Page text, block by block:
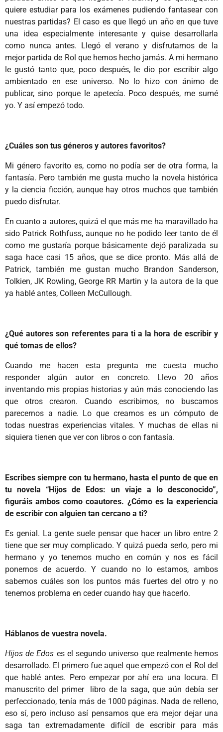
quiere estudiar para los exámenes pudiendo fantasear con
nuestras partidas? El caso es que llegó un año en que tuve
una idea especialmente interesante y quise desarrollarla
como nunca antes. Llegó el verano y disfrutamos de la
mejor partida de Rol que hemos hecho jamás. A mi hermano
le gustó tanto que, poco después, le dio por escribir algo
ambientado en ese universo. No lo hizo con ánimo de
publicar, sino porque le apetecía. Poco después, me sumé
yo. Y así empezó todo.
¿Cuáles son tus géneros y autores favoritos?
Mi género favorito es, como no podía ser de otra forma, la
fantasía. Pero también me gusta mucho la novela histórica
y la ciencia ficción, aunque hay otros muchos que también
puedo disfrutar.
En cuanto a autores, quizá el que más me ha maravillado ha
sido Patrick Rothfuss, aunque no he podido leer tanto de él
como me gustaría porque básicamente dejó paralizada su
saga hace casi 15 años, que se dice pronto. Más allá de
Patrick, también me gustan mucho Brandon Sanderson,
Tolkien, JK Rowling, George RR Martin y la autora de la que
ya hablé antes, Colleen McCullough.
¿Qué autores son referentes para ti a la hora de escribir y
qué tomas de ellos?
Cuando me hacen esta pregunta me cuesta mucho
responder algún autor en concreto. Llevo 20 años
inventando mis propias historias y aún más conociendo las
que otros crearon. Cuando escribimos, no buscamos
parecernos a nadie. Lo que creamos es un cómputo de
todas nuestras experiencias vitales. Y muchas de ellas ni
siquiera tienen que ver con libros o con fantasía.
Escribes siempre con tu hermano, hasta el punto de que en
tu novela “Hijos de Edos: un viaje a lo desconocido”,
figuráis ambos como coautores. ¿Cómo es la experiencia
de escribir con alguien tan cercano a ti?
Es genial. La gente suele pensar que hacer un libro entre 2
tiene que ser muy complicado. Y quizá pueda serlo, pero mi
hermano y yo tenemos mucho en común y nos es fácil
ponernos de acuerdo. Y cuando no lo estamos, ambos
sabemos cuáles son los puntos más fuertes del otro y no
tenemos problema en ceder cuando hay que hacerlo.
Háblanos de vuestra novela.
Hijos de Edos es el segundo universo que realmente hemos
desarrollado. El primero fue aquel que empezó con el Rol del
que hablé antes. Pero empezar por ahí era una locura. El
manuscrito del primer libro de la saga, que aún debía ser
perfeccionado, tenía más de 1000 páginas. Nada de relleno,
eso sí, pero incluso así pensamos que era mejor dejar una
saga tan extremadamente difícil de escribir para más